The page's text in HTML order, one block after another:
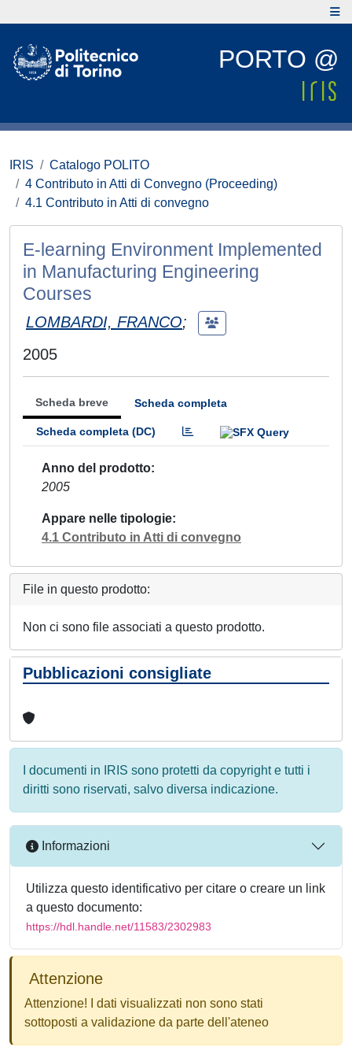
PORTO @
IRIS
Catalogo POLITO
4 Contributo in Atti di Convegno (Proceeding)
4.1 Contributo in Atti di convegno
E-learning Environment Implemented
in Manufacturing Engineering
Courses
LOMBARDI, FRANCO;
2005
Scheda breve Scheda completa
Scheda completa (DC)
Anno del prodotto
2005
Appare nelle tipologie
4.1 Contributo in Atti di convegno
File in questo prodotto:
Non ci sono file associati a questo prodotto.
Pubblicazioni consigliate
I documenti in IRIS sono protetti da copyright e tutti i
diritti sono riservati, salvo diversa indicazione.
Informazioni
Utilizza questo identificativo per citare o creare un link
a questo documento:
https://hdl.handle.net/11583/2302983
Attenzione
Attenzione! I dati visualizzati non sono stati
sottoposti a validazione da parte dell'ateneo